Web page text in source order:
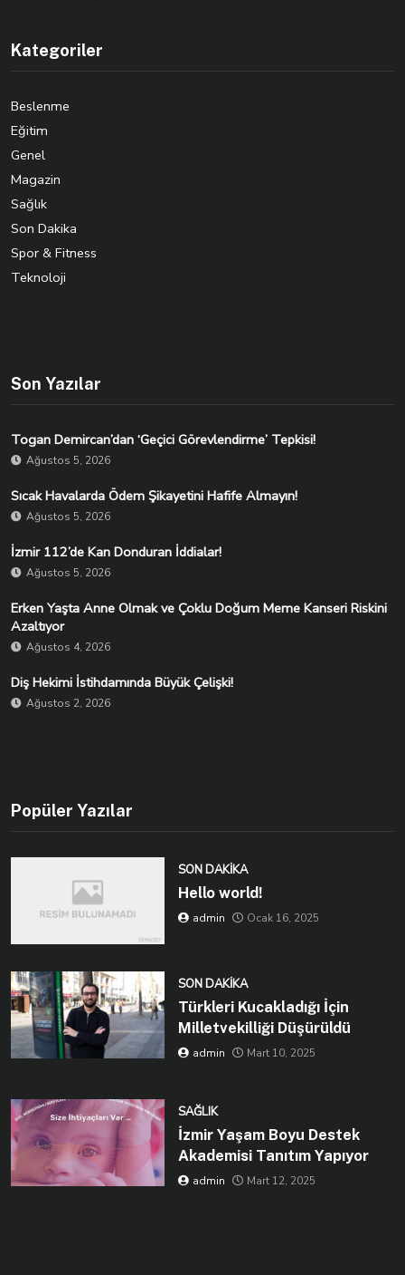
Kategoriler
Beslenme
Eğitim
Genel
Magazin
Sağlık
Son Dakika
Spor & Fitness
Teknoloji
Son Yazılar
Togan Demircan’dan ‘Geçici Görevlendirme’ Tepkisi!
Ağustos 5, 2026
Sıcak Havalarda Ödem Şikayetini Hafife Almayın!
Ağustos 5, 2026
İzmir 112’de Kan Donduran İddialar!
Ağustos 5, 2026
Erken Yaşta Anne Olmak ve Çoklu Doğum Meme Kanseri Riskini
Azaltıyor
Ağustos 4, 2026
Diş Hekimi İstihdamında Büyük Çelişki!
Ağustos 2, 2026
Popüler Yazılar
SON DAKIKA
Hello world!
admin Ocak 16, 2025
SON DAKIKA
Türkleri Kucakladığı İçin
Milletvekilliği Düşürüldü
admin Mart 10, 2025
SAĞLIK
İzmir Yaşam Boyu Destek
Akademisi Tanıtım Yapıyor
admin Mart 12, 2025